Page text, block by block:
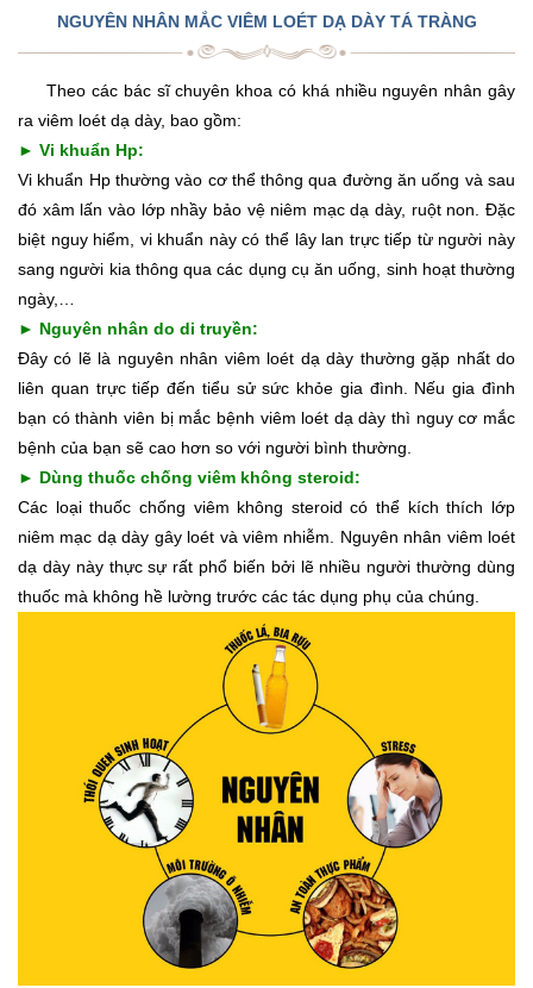
NGUYÊN NHÂN MẮC VIÊM LOÉT DẠ DÀY TÁ TRÀNG
Theo các bác sĩ chuyên khoa có khá nhiều nguyên nhân gây
ra viêm loét dạ dày, bao gồm:
► Vi khuẩn Hp:
Vi khuẩn Hp thường vào cơ thể thông qua đường ăn uống và sau
đó xâm lấn vào lớp nhầy bảo vệ niêm mạc dạ dày, ruột non. Đặc
biệt nguy hiểm, vi khuẩn này có thể lây lan trực tiếp từ người này
sang người kia thông qua các dụng cụ ăn uống, sinh hoạt thường
ngày,…
► Nguyên nhân do di truyền:
Đây có lẽ là nguyên nhân viêm loét dạ dày thường gặp nhất do
liên quan trực tiếp đến tiểu sử sức khỏe gia đình. Nếu gia đình
bạn có thành viên bị mắc bệnh viêm loét dạ dày thì nguy cơ mắc
bệnh của bạn sẽ cao hơn so với người bình thường.
► Dùng thuốc chống viêm không steroid:
Các loại thuốc chống viêm không steroid có thể kích thích lớp
niêm mạc dạ dày gây loét và viêm nhiễm. Nguyên nhân viêm loét
dạ dày này thực sự rất phổ biến bởi lẽ nhiều người thường dùng
thuốc mà không hề lường trước các tác dụng phụ của chúng.